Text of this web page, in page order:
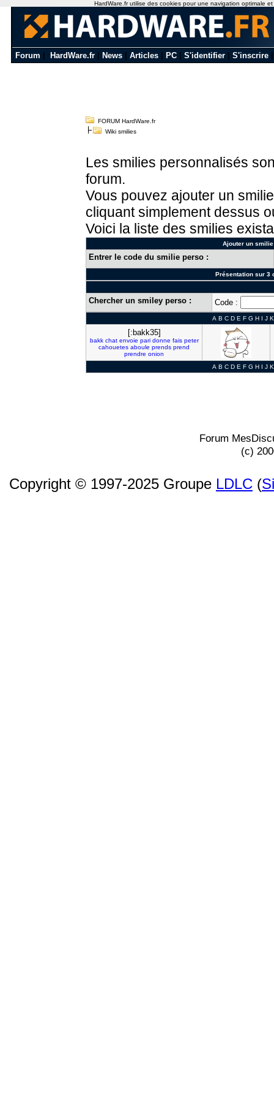
Forum HardWare.fr News Articles PC S'identifier S'inscrire
FORUM HardWare.fr
Wiki smilies
Les smilies personnalisés
forum.
Vous pouvez ajouter un
cliquant simplement dessus
Voici la liste des smilies
Ajouter un
Entrer le code du smilie perso :
Présentation sur 3
Chercher un smiley perso : Code :
A B C D E F G H I J K
[:bakk35]
bakk chat envoie pari donne fais peter
cahouetes aboule prends prend
prendre onion
A B C D E F G H I J K
Forum
(c)
Copyright © 1997-2025 Groupe LDLC (
HardWare.fr utilise des cookies pour une navigation optimale